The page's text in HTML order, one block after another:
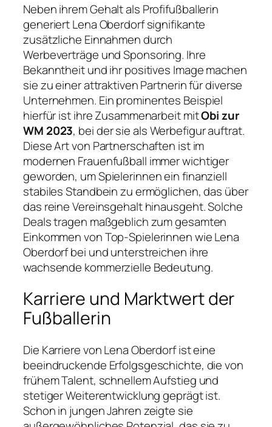
Neben ihrem Gehalt als Profifußballerin
generiert Lena Oberdorf signifikante
zusätzliche Einnahmen durch
Werbeverträge und Sponsoring. Ihre
Bekanntheit und ihr positives Image machen
sie zu einer attraktiven Partnerin für diverse
Unternehmen. Ein prominentes Beispiel
hierfür ist ihre Zusammenarbeit mitObi zur
WM 2023, bei der sie als Werbefigur auftrat.
Diese Art von Partnerschaften ist im
modernen Frauenfußball immer wichtiger
geworden, um Spielerinnen ein finanziell
stabiles Standbein zu ermöglichen, das über
das reine Vereinsgehalt hinausgeht. Solche
Deals tragen maßgeblich zum gesamten
Einkommen von Top-Spielerinnen wie Lena
Oberdorf bei und unterstreichen ihre
wachsende kommerzielle Bedeutung.
Karriere und Marktwert der
Fußballerin
Die Karriere von Lena Oberdorf ist eine
beeindruckende Erfolgsgeschichte, die von
frühem Talent, schnellem Aufstieg und
stetiger Weiterentwicklung geprägt ist.
Schon in jungen Jahren zeigte sie